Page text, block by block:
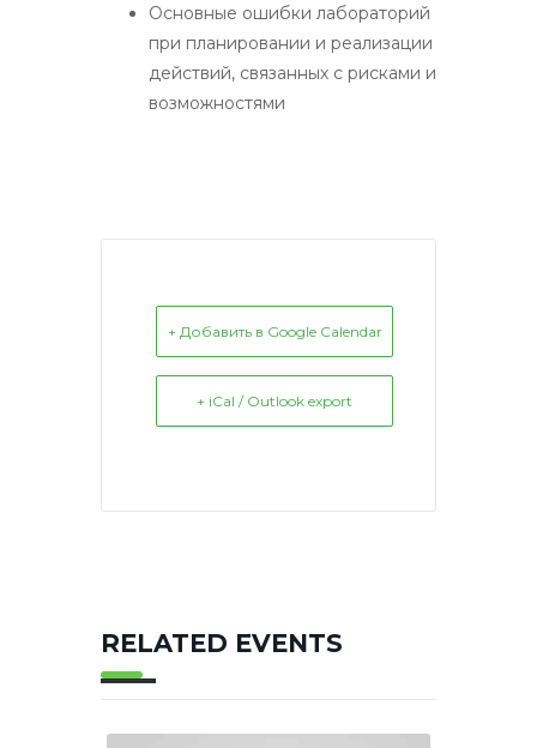
Основные ошибки лабораторий
при планировании и реализации
действий, связанных с рисками и
возможностями
+ Добавить в Google Calendar
+ iCal / Outlook export
RELATED EVENTS